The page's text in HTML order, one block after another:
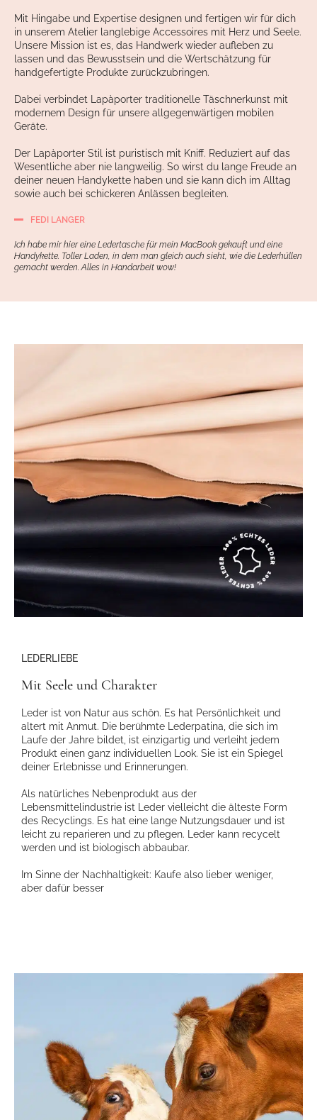
Mit Hingabe und Expertise designen und fertigen wir für dich
in unserem Atelier langlebige Accessoires mit Herz und Seele.
Unsere Mission ist es, das Handwerk wieder aufleben zu
lassen und das Bewusstsein und die Wertschätzung für
handgefertigte Produkte zurückzubringen.
Dabei verbindet Lapàporter traditionelle Täschnerkunst mit
modernem Design für unsere allgegenwärtigen mobilen
Geräte.
Der Lapàporter Stil ist puristisch mit Kniff. Reduziert auf das
Wesentliche aber nie langweilig. So wirst du lange Freude an
deiner neuen Handykette haben und sie kann dich im Alltag
sowie auch bei schickeren Anlässen begleiten.
FEDI LANGER
Ich habe mir hier eine Ledertasche für mein MacBook gekauft und eine
Handykette. Toller Laden, in dem man gleich auch sieht, wie die Lederhüllen
gemacht werden. Alles in Handarbeit wow!
LEDERLIEBE
Mit Seele und Charakter
Leder ist von Natur aus schön. Es hat Persönlichkeit und
altert mit Anmut. Die berühmte Lederpatina, die sich im
Laufe der Jahre bildet, ist einzigartig und verleiht jedem
Produkt einen ganz individuellen Look. Sie ist ein Spiegel
deiner Erlebnisse und Erinnerungen.
Als natürliches Nebenprodukt aus der
Lebensmittelindustrie ist Leder vielleicht die älteste Form
des Recyclings. Es hat eine lange Nutzungsdauer und ist
leicht zu reparieren und zu pflegen. Leder kann recycelt
werden und ist biologisch abbaubar.
Im Sinne der Nachhaltigkeit: Kaufe also lieber weniger,
aber dafür besser